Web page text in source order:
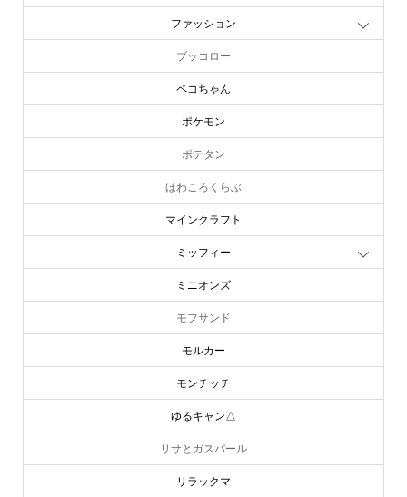
ファッション
ブッコロー
ペコちゃん
ポケモン
ポテタン
ほわころくらぶ
マインクラフト
ミッフィー
ミニオンズ
モフサンド
モルカー
モンチッチ
ゆるキャン△
リサとガスパール
リラックマ
company info